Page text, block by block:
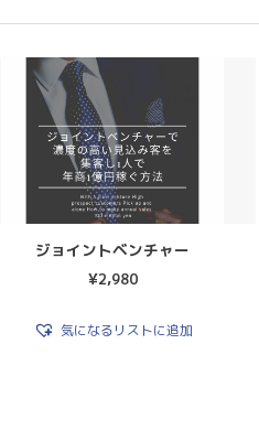
ジョイントベンチャー
¥2,980
気になるリストに追加